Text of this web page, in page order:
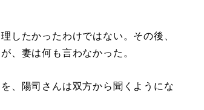
したかったわけではない。その後、
、妻は何も言わなかった。
、陽司さんは双方から聞くようにな